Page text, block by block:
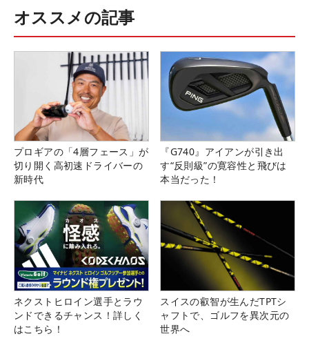
オススメの記事
プロギアの「4層フェース」が
切り開く高初速ドライバーの
新時代
『G740』アイアンが引き出
す“反則級”の寛容性と飛びは
本当だった！
ネクストヒロイン選手とラウ
ンドできるチャンス！詳しく
はこちら！
スイスの叡智が生んだTPTシ
ャフトで、ゴルフを異次元の
世界へ